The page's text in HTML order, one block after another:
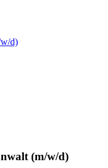
d)
(m/w/d)